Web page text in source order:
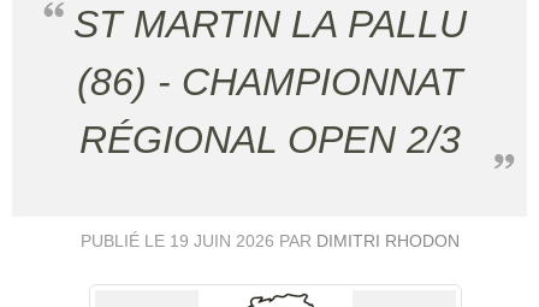
ST MARTIN LA PALLU
(86) - CHAMPIONNAT
RÉGIONAL OPEN 2/3
PUBLIÉ LE 19 JUIN 2026 PAR DIMITRI RHODON